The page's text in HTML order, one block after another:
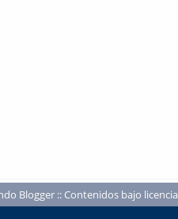
Blogger :: Contenidos bajo licencia